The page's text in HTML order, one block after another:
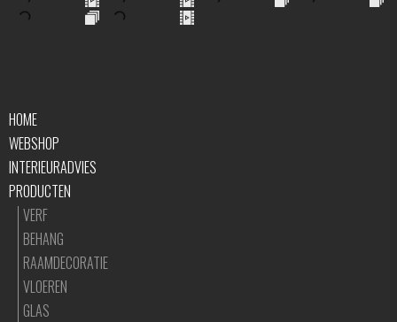
HOME
WEBSHOP
INTERIEURADVIES
PRODUCTEN
VERF
BEHANG
RAAMDECORATIE
VLOEREN
GLAS